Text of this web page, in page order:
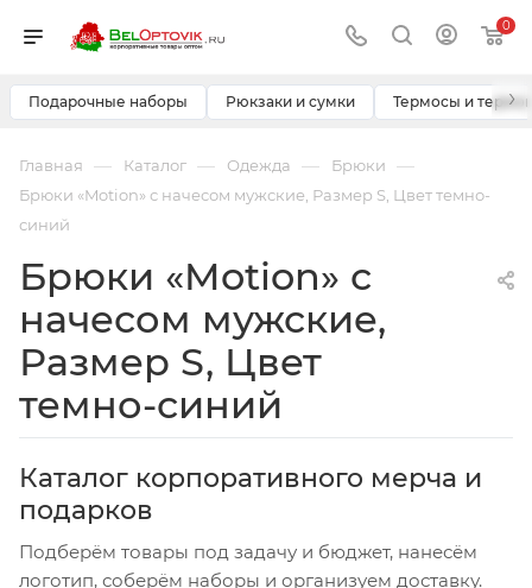
0
Подарочные наборы Рюкзаки и сумки Термосы и ›
Главная — Каталог — Одежда — Брюки —
Брюки «Motion» с начесом мужские, Размер S, Цвет темно-
синий
Брюки «Motion» с
начесом мужские,
Размер S, Цвет
темно-синий
Каталог корпоративного мерча и
подарков
Подберём товары под задачу и бюджет, нанесём
логотип, соберём наборы и организуем доставку.